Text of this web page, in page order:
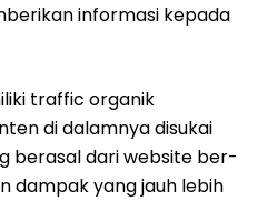
informasi kepada
traffic organik
di dalamnya disukai
berasal dari website ber-
dampak yang jauh lebih